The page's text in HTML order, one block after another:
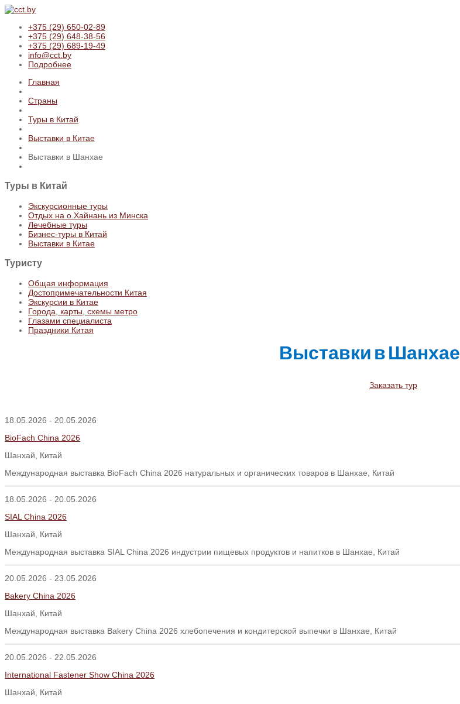
+375 (29) 650-02-89
+375 (29) 648-38-56
+375 (29) 689-19-49
info@cct.by
Подробнее
Главная
Страны
Туры в Китай
Выставки в Китае
Выставки в Шанхае
Туры в Китай
Экскурсионные туры
Отдых на о.Хайнань из Минска
Лечебные туры
Бизнес-туры в Китай
Выставки в Китае
Туристу
Общая информация
Достопримечательности Китая
Экскурсии в Китае
Города, карты, схемы метро
Глазами специалиста
Праздники Китая
Выставки вШанхае
Заказать тур
18.05.2026 - 20.05.2026
BioFach China 2026
Шанхай, Китай
Международная выставка BioFach China 2026 натуральных и органических товаров в Шанхае, Китай
18.05.2026 - 20.05.2026
SIAL China 2026
Шанхай, Китай
Международная выставка SIAL China 2026 индустрии пищевых продуктов и напитков в Шанхае, Китай
20.05.2026 - 23.05.2026
Bakery China 2026
Шанхай, Китай
Международная выставка Bakery China 2026 хлебопечения и кондитерской выпечки в Шанхае, Китай
20.05.2026 - 22.05.2026
International Fastener Show China 2026
Шанхай
Китай